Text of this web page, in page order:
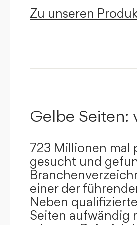
Zu unseren
Gelbe Seiten:
723 Millionen mal
gesucht und
einer der
Neben
Seiten aufwändig